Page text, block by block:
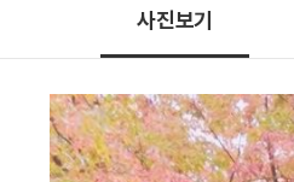
사진보기